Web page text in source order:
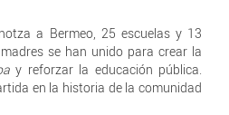
a Bermeo, 25 escuelas y 13
se han unido para crear la
y reforzar la educación pública.
en la historia de la comunidad